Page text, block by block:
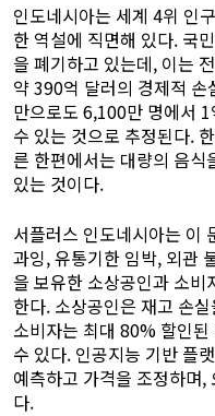
인도네시아는 세계 4위 인
한 역설에 직면해 있다. 국
을 폐기하고 있는데, 이는
약 390억 달러의 경제적
만으로도 6,100만 명에서
수 있는 것으로 추정된다.
른 한편에서는 대량의 음식
있는 것이다.
서플러스 인도네시아는 이
과잉, 유통기한 임박, 외관
을 보유한 소상공인과 소
한다. 소상공인은 재고 손
소비자는 최대 80% 할인
수 있다. 인공지능 기반 플
예측하고 가격을 조정하며
다.